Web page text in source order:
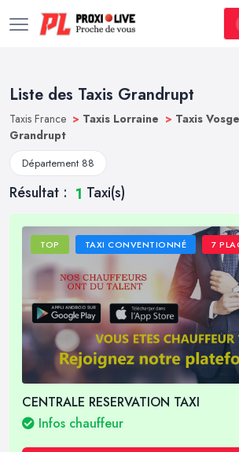
Liste des Taxis Grandrupt
Taxis France > Taxis Lorraine > Taxis
Grandrupt
Département 88
Résultat : 1 Taxi(s)
TOP TAXI CONVENTIONNÉ 7
CENTRALE RESERVATION TAXI
Infos chauffeur